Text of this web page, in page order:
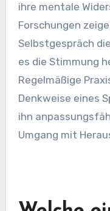
ihre mentale
Forschungen
Selbstgespräch
es die Stimmung
Regelmäßige
Denkweise eines
ihn
Umgang mit